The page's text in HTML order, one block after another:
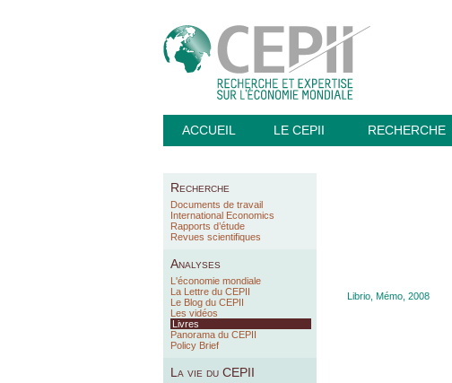
ACCUEIL LE CEPII RECHERCHE
Recherche
Documents de travail
International Economics
Rapports d’étude
Revues scientifiques
Analyses
L'économie mondiale
La Lettre du CEPII
Le Blog du CEPII
Les vidéos
Livres
Panorama du CEPII
Policy Brief
La vie du CEPII
Librio, Mémo, 2008